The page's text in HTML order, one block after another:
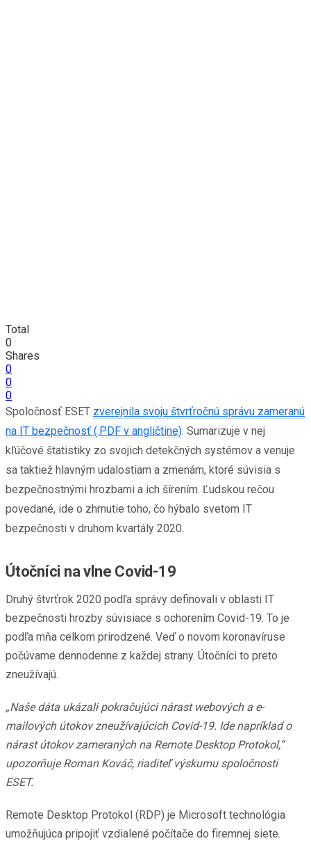
Total
0
Shares
0
0
0
Spoločnosť ESET zverejnila svoju štvrťročnú správu zameranú
na IT bezpečnosť (.PDF v angličtine). Sumarizuje v nej
kľúčové štatistiky zo svojich detekčných systémov a venuje
sa taktiež hlavným udalostiam a zmenám, ktoré súvisia s
bezpečnostnými hrozbami a ich šírením. Ľudskou rečou
povedané, ide o zhrnutie toho, čo hýbalo svetom IT
bezpečnosti v druhom kvartály 2020.
Útočníci na vlne Covid-19
Druhý štvrťrok 2020 podľa správy definovali v oblasti IT
bezpečnosti hrozby súvisiace s ochorením Covid-19. To je
podľa mňa celkom prirodzené. Veď o novom koronavíruse
počúvame dennodenne z každej strany. Útočníci to preto
zneužívajú.
„Naše dáta ukázali pokračujúci nárast webových a e-
mailových útokov zneužívajúcich Covid-19. Ide napríklad o
nárast útokov zameraných na Remote Desktop Protokol,“
upozorňuje Roman Kováč, riaditeľ výskumu spoločnosti
ESET.
Remote Desktop Protokol (RDP) je Microsoft technológia
umožňujúca pripojiť vzdialené počítače do firemnej siete.